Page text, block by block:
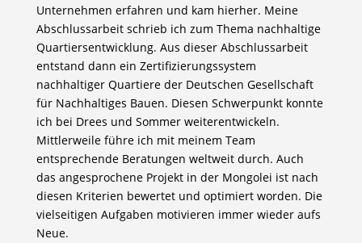
Unternehmen erfahren und kam hierher. Meine
Abschlussarbeit schrieb ich zum Thema nachhaltige
Quartiersentwicklung. Aus dieser Abschlussarbeit
entstand dann ein Zertifizierungssystem
nachhaltiger Quartiere der Deutschen Gesellschaft
für Nachhaltiges Bauen. Diesen Schwerpunkt konnte
ich bei Drees und Sommer weiterentwickeln.
Mittlerweile führe ich mit meinem Team
entsprechende Beratungen weltweit durch. Auch
das angesprochene Projekt in der Mongolei ist nach
diesen Kriterien bewertet und optimiert worden. Die
vielseitigen Aufgaben motivieren immer wieder aufs
Neue.